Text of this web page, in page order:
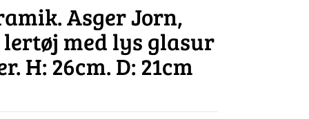
Asger Jorn,
lertøj med lys glasur
H: 26cm. D: 21cm